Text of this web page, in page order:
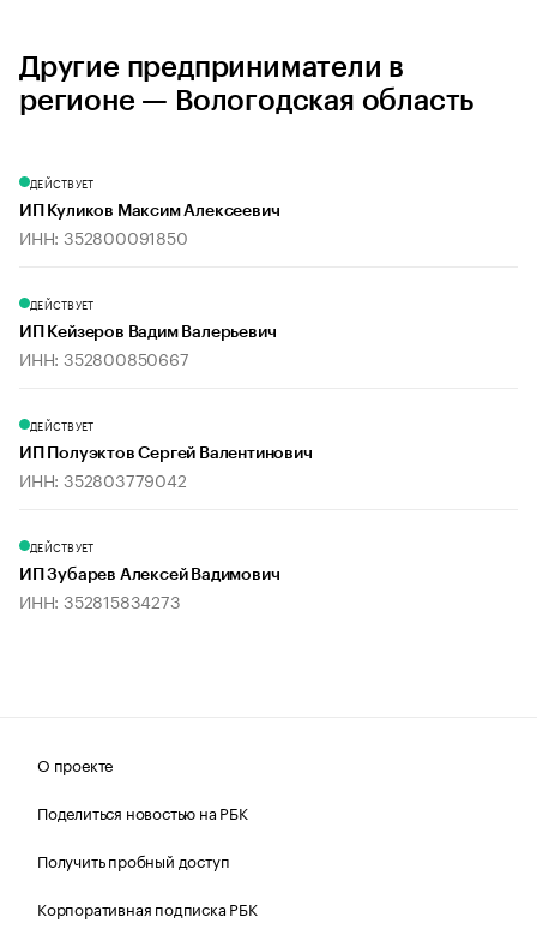
Другие предприниматели в
регионе — Вологодская область
ДЕЙСТВУЕТ
ИП Куликов Максим Алексеевич
ИНН: 352800091850
ДЕЙСТВУЕТ
ИП Кейзеров Вадим Валерьевич
ИНН: 352800850667
ДЕЙСТВУЕТ
ИП Полуэктов Сергей Валентинович
ИНН: 352803779042
ДЕЙСТВУЕТ
ИП Зубарев Алексей Вадимович
ИНН: 352815834273
О проекте
Поделиться новостью на РБК
Получить пробный доступ
Корпоративная подписка РБК